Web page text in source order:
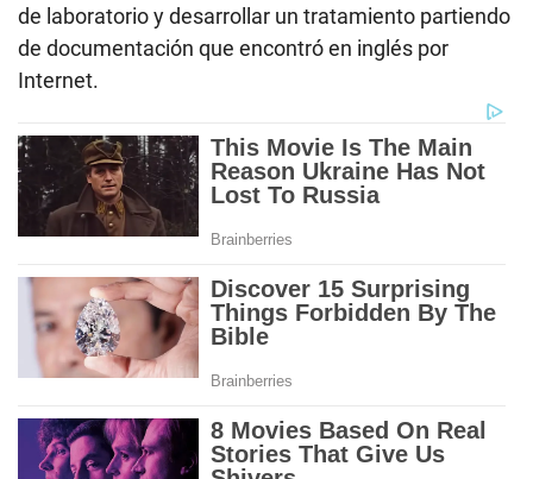
de laboratorio y desarrollar un tratamiento partiendo
de documentación que encontró en inglés por
Internet.